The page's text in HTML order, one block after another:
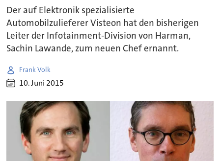
Der auf Elektronik spezialisierte
Automobilzulieferer Visteon hat den bisherigen
Leiter der Infotainment-Division von Harman,
Sachin Lawande, zum neuen Chef ernannt.
Frank Volk
10. Juni 2015